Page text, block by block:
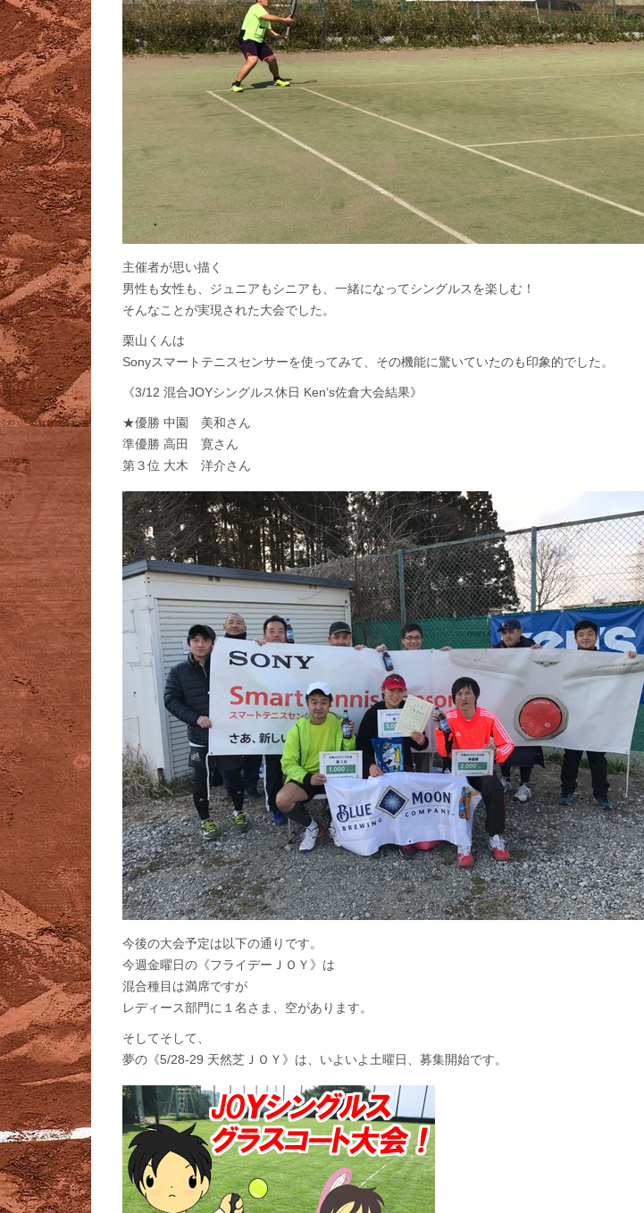
主催者が思い描く
男性も女性も、ジュニアもシニアも、一緒になってシングルスを楽しむ！
そんなことが実現された大会でした。
栗山くんは
Sonyスマートテニスセンサーを使ってみて、その機能に驚いていたのも印象的でした。
《3/12 混合JOYシングルス休日 Ken’s佐倉大会結果》
★優勝 中園 美和さん
準優勝 高田 寛さん
第３位 大木 洋介さん
今後の大会予定は以下の通りです。
今週金曜日の《フライデーＪＯＹ》は
混合種目は満席ですが
レディース部門に１名さま、空があります。
そしてそして、
夢の《5/28-29 天然芝ＪＯＹ》は、いよいよ土曜日、募集開始です。